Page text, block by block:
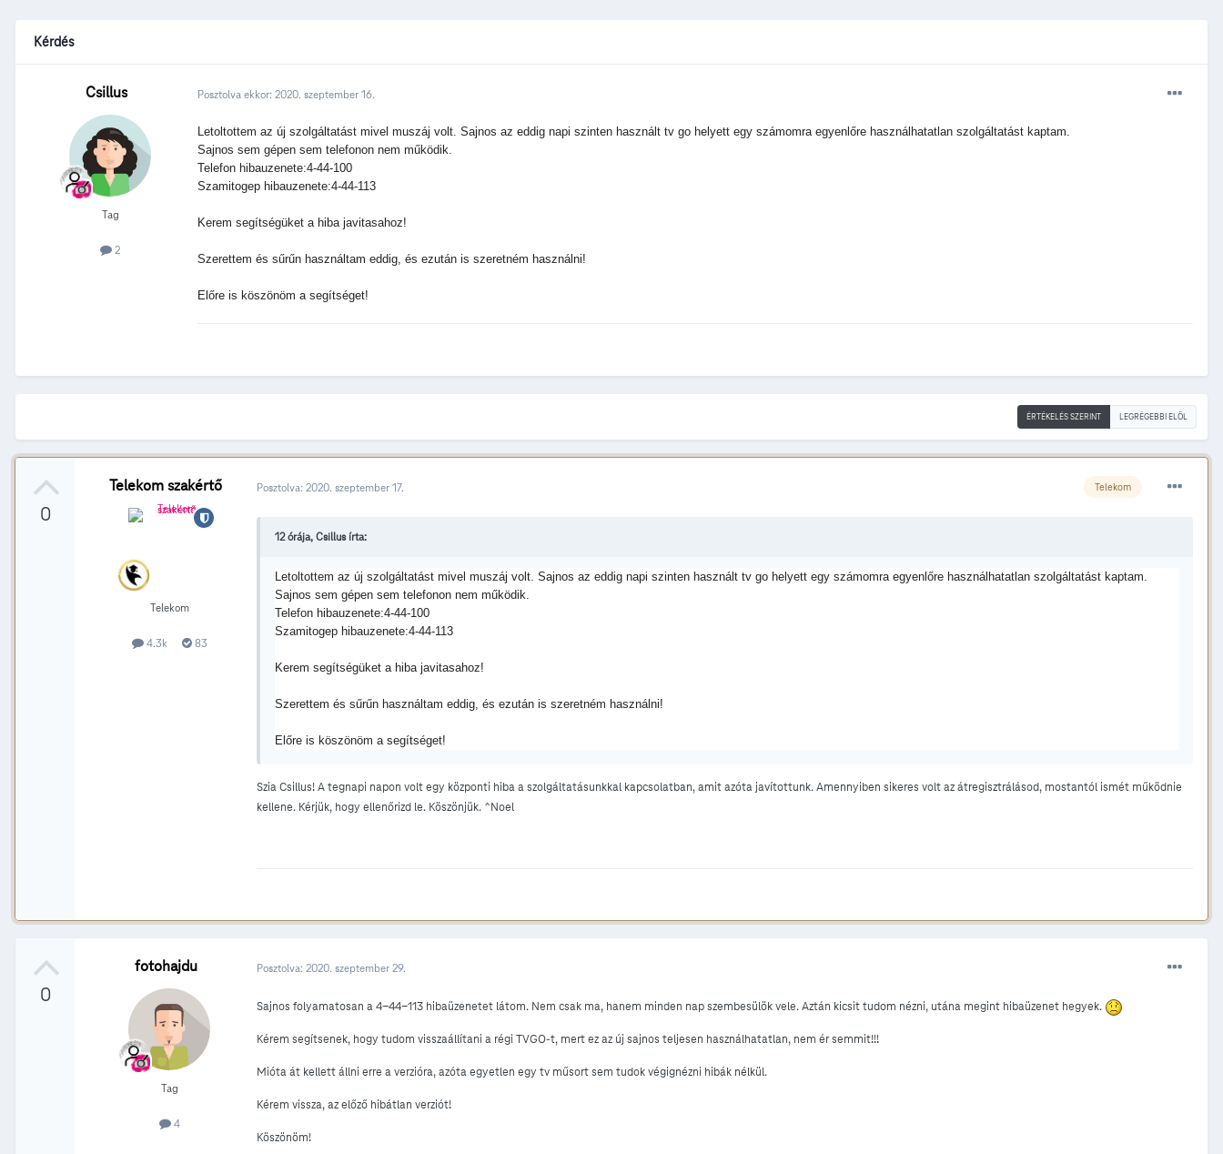
Kérdés
Csillus
Tag
2
Posztolva ekkor: 2020. szeptember 16.
Letoltottem az új szolgáltatást mivel muszáj volt. Sajnos az eddig napi szinten használt tv go helyett egy számomra egyenlőre használhatatlan szolgáltatást kaptam.
Sajnos sem gépen sem telefonon nem működik.
Telefon hibauzenete:4-44-100
Szamitogep hibauzenete:4-44-113
Kerem segítségüket a hiba javitasahoz!
Szerettem és sűrűn használtam eddig, és ezután is szeretném használni!
Előre is köszönöm a segítséget!
ÉRTÉKELÉS SZERINT LEGRÉGEBBI ELÖL
0
Telekom szakértő
Telekom
4.3k 83
Telekom
Posztolva: 2020. szeptember 17.
12 órája, Csillus írta:
Letoltottem az új szolgáltatást mivel muszáj volt. Sajnos az eddig napi szinten használt tv go helyett egy számomra egyenlőre használhatatlan szolgáltatást kaptam.
Sajnos sem gépen sem telefonon nem működik.
Telefon hibauzenete:4-44-100
Szamitogep hibauzenete:4-44-113
Kerem segítségüket a hiba javitasahoz!
Szerettem és sűrűn használtam eddig, és ezután is szeretném használni!
Előre is köszönöm a segítséget!
Szia Csillus! A tegnapi napon volt egy központi hiba a szolgáltatásunkkal kapcsolatban, amit azóta javítottunk. Amennyiben sikeres volt az átregisztrálásod, mostantól ismét működnie
kellene. Kérjük, hogy ellenőrizd le. Köszönjük. ^Noel
0
fotohajdu
Tag
4
Posztolva: 2020. szeptember 29.
Sajnos folyamatosan a 4-44-113 hibaüzenetet látom. Nem csak ma, hanem minden nap szembesülök vele. Aztán kicsit tudom nézni, utána megint hibaüzenet hegyek.
Kérem segítsenek, hogy tudom visszaállítani a régi TVGO-t, mert ez az új sajnos teljesen használhatatlan, nem ér semmit!!!
Mióta át kellett állni erre a verzióra, azóta egyetlen egy tv műsort sem tudok végignézni hibák nélkül.
Kérem vissza, az előző hibátlan verziót!
Köszönöm!